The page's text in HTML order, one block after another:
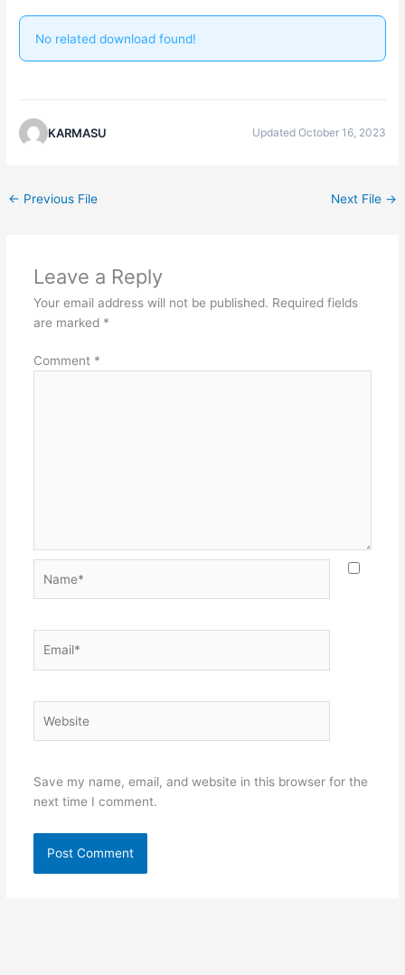
No related download found!
KARMASU Updated October 16, 2023
← Previous File Next File →
Leave a Reply
Your email address will not be published. Required fields
are marked *
Comment *
Save my name, email, and website in this browser for the
next time I comment.